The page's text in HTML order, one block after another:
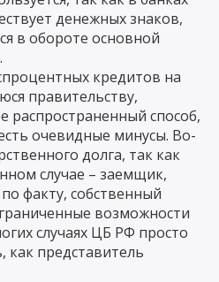
денежных знаков,
в обороте основной
кредитов на
правительству,
распространенный способ,
очевидные минусы. Во-
долга, так как
случае – заемщик,
факту, собственный
возможности
случаях ЦБ РФ просто
как представитель